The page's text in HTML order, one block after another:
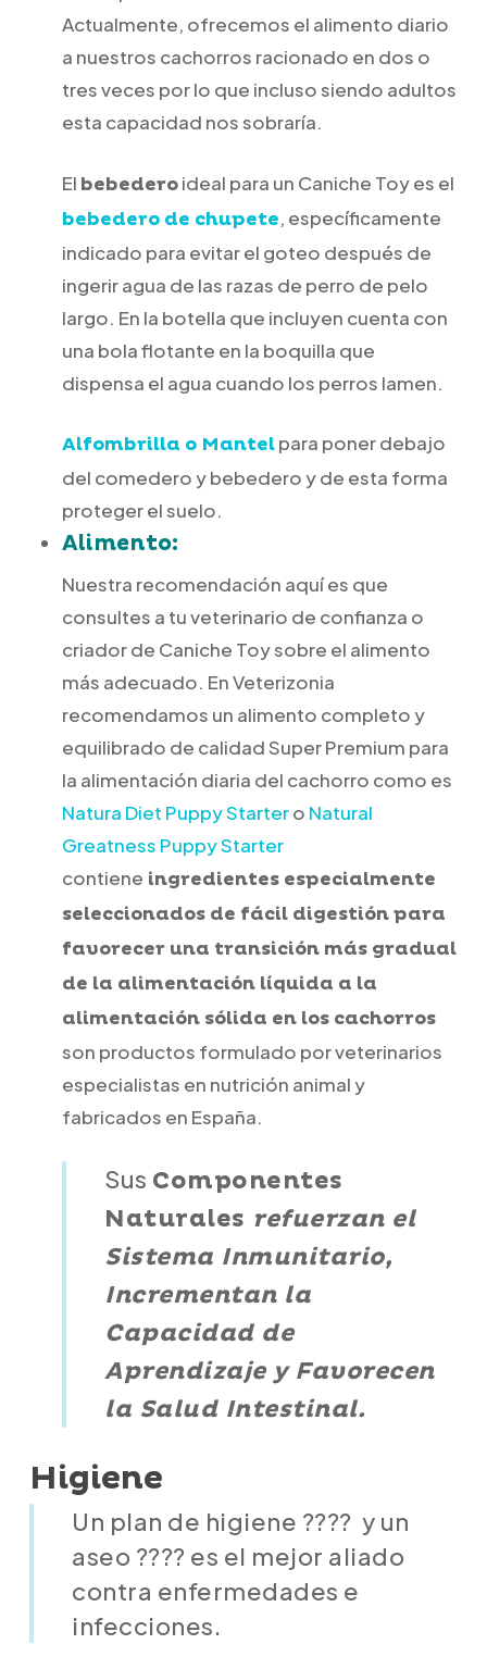
Actualmente, ofrecemos el alimento diario
a nuestros cachorros racionado en dos o
tres veces por lo que incluso siendo adultos
esta capacidad nos sobraría.
El bebederoideal para un Caniche Toy es el
bebedero de chupete, específicamente
indicado para evitar el goteo después de
ingerir agua de las razas de perro de pelo
largo. En la botella que incluyen cuenta con
una bola flotante en la boquilla que
dispensa el agua cuando los perros lamen.
Alfombrilla o Mantelpara poner debajo
del comedero y bebedero y de esta forma
proteger el suelo.
Alimento:
Nuestra recomendación aquí es que
consultes a tu veterinario de confianza o
criador de Caniche Toy sobre el alimento
más adecuado. En Veterizonia
recomendamos un alimento completo y
equilibrado de calidad Super Premium para
la alimentación diaria del cachorro como es
Natura Diet Puppy Startero Natural
Greatness Puppy Starter
contiene ingredientes especialmente
seleccionados de fácil digestión para
favorecer una transición más gradual
de la alimentación líquida a la
alimentación sólida en los cachorros
son productos formulado por veterinarios
especialistas en nutrición animal y
fabricados en España.
Sus Componentes
Naturales refuerzan el
Sistema Inmunitario,
Incrementan la
Capacidad de
Aprendizaje y Favorecen
la Salud Intestinal.
Higiene
Un plan de higiene ???? y un
aseo ???? es el mejor aliado
contra enfermedades e
infecciones.